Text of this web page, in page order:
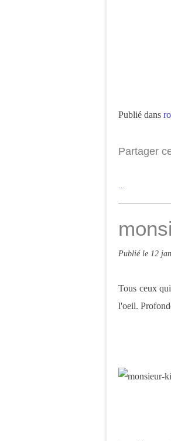
Publié dans
Partager
Publié le 12
Tous ceux
l'oeil.